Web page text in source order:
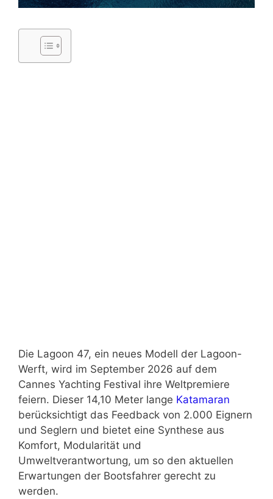
Die Lagoon 47, ein neues Modell der Lagoon-
Werft, wird im September 2026 auf dem
Cannes Yachting Festival ihre Weltpremiere
feiern. Dieser 14,10 Meter lange Katamaran
berücksichtigt das Feedback von 2.000 Eignern
und Seglern und bietet eine Synthese aus
Komfort, Modularität und
Umweltverantwortung, um so den aktuellen
Erwartungen der Bootsfahrer gerecht zu
werden.